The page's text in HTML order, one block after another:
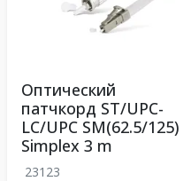
Оптический
патчкорд ST/UPC-
LC/UPC SM(62.5/125)
Simplex 3 m
23123